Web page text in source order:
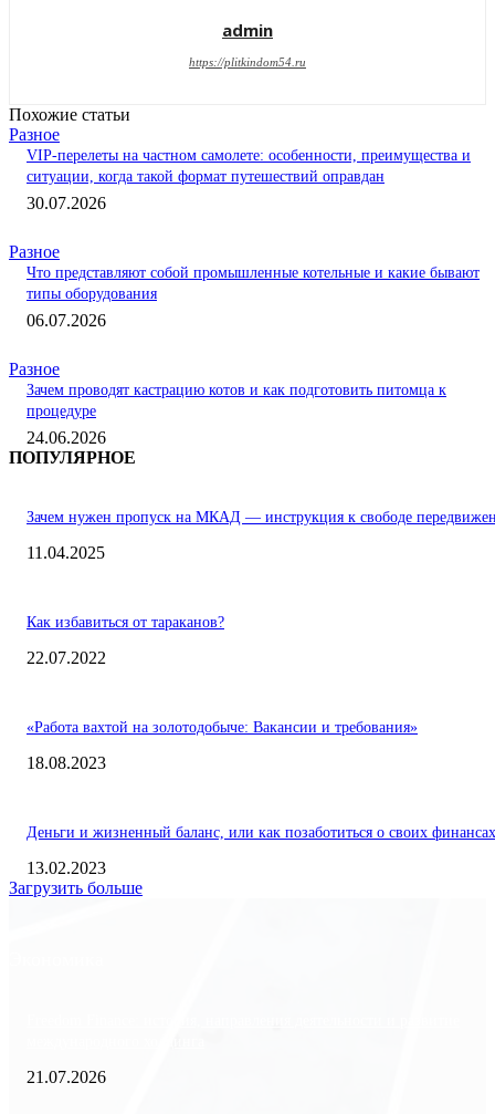
admin
https://plitkindom54.ru
Похожие статьи
Разное
VIP-перелеты на частном самолете: особенности, преимущества и
ситуации, когда такой формат путешествий оправдан
30.07.2026
Разное
Что представляют собой промышленные котельные и какие бывают
типы оборудования
06.07.2026
Разное
Зачем проводят кастрацию котов и как подготовить питомца к
процедуре
24.06.2026
ПОПУЛЯРНОЕ
Зачем нужен пропуск на МКАД — инструкция к свободе
11.04.2025
Как избавиться от тараканов?
22.07.2022
«Работа вахтой на золотодобыче: Вакансии и требования»
18.08.2023
Деньги и жизненный баланс, или как позаботиться о своих финансах
13.02.2023
Загрузить больше
21.07.2026